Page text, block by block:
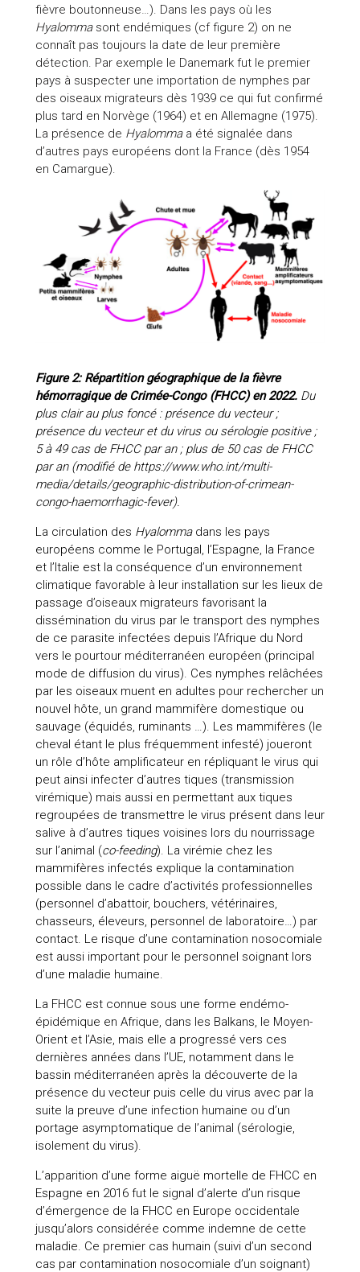
fièvre boutonneuse…). Dans les pays où les
Hyalommasont endémiques (cf figure 2) on ne
connaît pas toujours la date de leur première
détection. Par exemple le Danemark fut le premier
pays à suspecter une importation de nymphes par
des oiseaux migrateurs dès 1939 ce qui fut confirmé
plus tard en Norvège (1964) et en Allemagne (1975).
La présence de Hyalomma a été signalée dans
d’autres pays européens dont la France (dès 1954
en Camargue).
Figure 2: Répartition géographique de la fièvre
hémorragique de Crimée-Congo (FHCC) en 2022.Du
plus clair au plus foncé : présence du vecteur ;
présence du vecteur et du virus ou sérologie positive ;
5 à 49 cas de FHCC par an ; plus de 50 cas de FHCC
par an (modifié de https://www.who.int/multi-
media/details/geographic-distribution-of-crimean-
congo-haemorrhagic-fever).
La circulation des Hyalommadans les pays
européens comme le Portugal, l’Espagne, la France
et l’Italie est la conséquence d’un environnement
climatique favorable à leur installation sur les lieux de
passage d’oiseaux migrateurs favorisant la
dissémination du virus par le transport des nymphes
de ce parasite infectées depuis l’Afrique du Nord
vers le pourtour méditerranéen européen (principal
mode de diffusion du virus). Ces nymphes relâchées
par les oiseaux muent en adultes pour rechercher un
nouvel hôte, un grand mammifère domestique ou
sauvage (équidés, ruminants …). Les mammifères (le
cheval étant le plus fréquemment infesté) joueront
un rôle d’hôte amplificateur en répliquant le virus qui
peut ainsi infecter d’autres tiques (transmission
virémique) mais aussi en permettant aux tiques
regroupées de transmettre le virus présent dans leur
salive à d’autres tiques voisines lors du nourrissage
sur l’animal (co-feeding). La virémie chez les
mammifères infectés explique la contamination
possible dans le cadre d’activités professionnelles
(personnel d’abattoir, bouchers, vétérinaires,
chasseurs, éleveurs, personnel de laboratoire…) par
contact. Le risque d’une contamination nosocomiale
est aussi important pour le personnel soignant lors
d’une maladie humaine.
La FHCC est connue sous une forme endémo-
épidémique en Afrique, dans les Balkans, le Moyen-
Orient et l’Asie, mais elle a progressé vers ces
dernières années dans l’UE, notamment dans le
bassin méditerranéen après la découverte de la
présence du vecteur puis celle du virus avec par la
suite la preuve d’une infection humaine ou d’un
portage asymptomatique de l’animal (sérologie,
isolement du virus).
L’apparition d’une forme aiguë mortelle de FHCC en
Espagne en 2016 fut le signal d’alerte d’un risque
d’émergence de la FHCC en Europe occidentale
jusqu’alors considérée comme indemne de cette
maladie. Ce premier cas humain (suivi d’un second
cas par contamination nosocomiale d’un soignant)